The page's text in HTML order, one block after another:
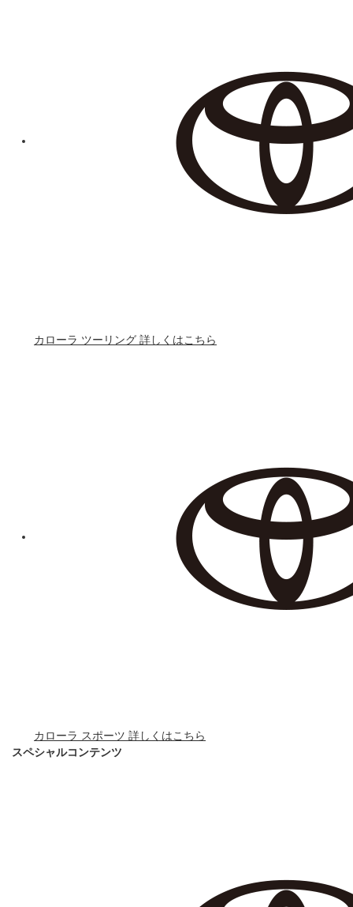
カローラ ツーリング 詳しくはこちら
カローラ スポーツ 詳しくはこちら
スペシャルコンテンツ